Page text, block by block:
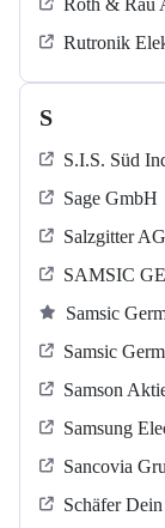
Roth & Rau
Rutronik
S
S.I.S. Süd
Sage GmbH
Salzgitter AG
SAMSIC
Samsic
Samsic
Samson
Samsung
Sancovia
Schäfer